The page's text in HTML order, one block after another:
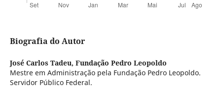
Biografia do Autor
José Carlos Tadeu, Fundação Pedro Leopoldo
Mestre em Administração pela Fundação Pedro Leopoldo.
Servidor Público Federal.